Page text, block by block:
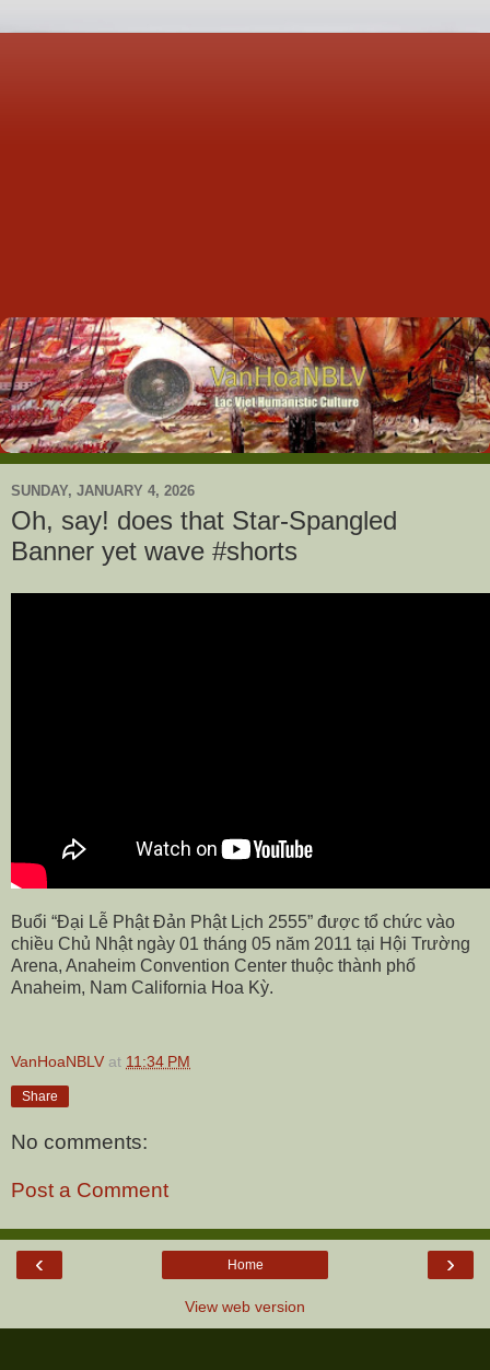
SUNDAY, JANUARY 4, 2026
Oh, say! does that Star-Spangled
Banner yet wave #shorts
Buổi “Đại Lễ Phật Đản Phật Lịch 2555” được tổ chức vào
chiều Chủ Nhật ngày 01 tháng 05 năm 2011 tại Hội Trường
Arena, Anaheim Convention Center thuộc thành phố
Anaheim, Nam California Hoa Kỳ.
VanHoaNBLV at 11:34 PM
Share
No comments:
Post a Comment
‹ ›
Home
View web version